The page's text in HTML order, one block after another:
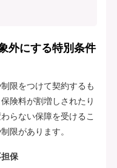
外にする特別条件
限をつけて契約するも
険料が割増しされたり
らない保障を受けるこ
限があります。
保